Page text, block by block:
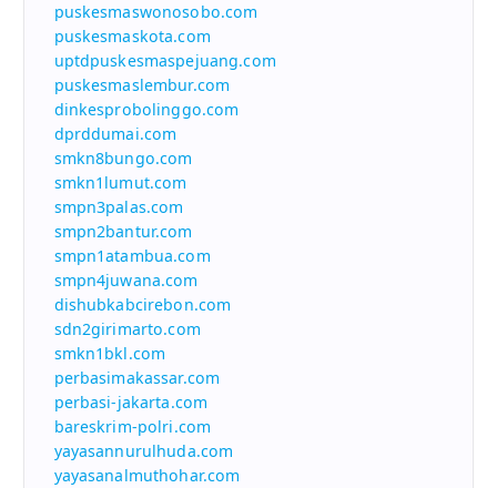
puskesmaswonosobo.com
puskesmaskota.com
uptdpuskesmaspejuang.com
puskesmaslembur.com
dinkesprobolinggo.com
dprddumai.com
smkn8bungo.com
smkn1lumut.com
smpn3palas.com
smpn2bantur.com
smpn1atambua.com
smpn4juwana.com
dishubkabcirebon.com
sdn2girimarto.com
smkn1bkl.com
perbasimakassar.com
perbasi-jakarta.com
bareskrim-polri.com
yayasannurulhuda.com
yayasanalmuthohar.com